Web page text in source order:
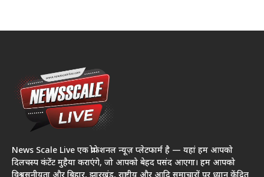
News Scale Live एक प्रोफेशनल न्यूज़ प्लेटफार्म है — यहां हम आपको
दिलचस्प कंटेंट मुहैया कराएंगे, जो आपको बेहद पसंद आएगा। हम आपको